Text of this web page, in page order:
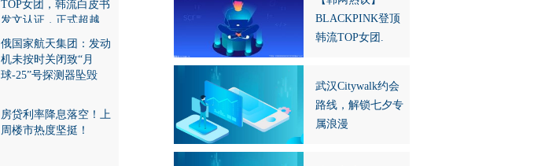
TOP女团，韩流白皮书
发文认证，正式超越
俄国家航天集团：发动
机未按时关闭致“月
球-25”号探测器坠毁
房贷利率降息落空！上
周楼市热度坚挺！
BLACKPINK登顶
韩流TOP女团.
武汉Citywalk约会
路线，解锁七夕专
属浪漫